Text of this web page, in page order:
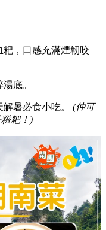
，口感充滿煙韌咬
底。
暑必食小吃。 (仲可
粑！)